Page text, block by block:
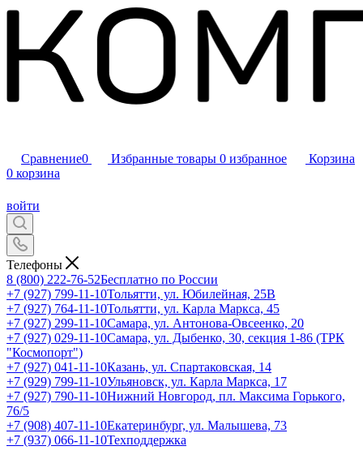
Сравнение0 Избранные товары 0 избранное
Корзина
0 корзина
войти
Телефоны
8 (800) 222-76-52Бесплатно по России
+7 (927) 799-11-10Тольятти, ул. Юбилейная, 25В
+7 (927) 764-11-10Тольятти, ул. Карла Маркса, 45
+7 (927) 299-11-10Самара, ул. Антонова-Овсеенко, 20
+7 (927) 029-11-10Самара, ул. Дыбенко, 30, секция 1-86 (ТРК
"Космопорт")
+7 (927) 041-11-10Казань, ул. Спартаковская, 14
+7 (929) 799-11-10Ульяновск, ул. Карла Маркса, 17
+7 (927) 790-11-10Нижний Новгород, пл. Максима Горького,
76/5
+7 (908) 407-11-10Екатеринбург, ул. Малышева, 73
+7 (937) 066-11-10Техподдержка